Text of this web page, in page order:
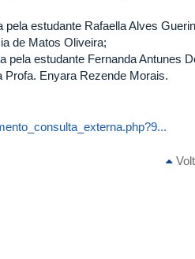
estudante Rafaella Alves
de Matos Oliveira;
pela estudante Fernanda Antunes
Profa. Enyara Rezende Morais.